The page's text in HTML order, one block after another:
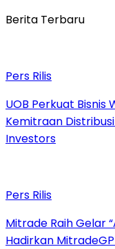
Berita Terbaru
Pers Rilis
UOB Perkuat
Kemitraan
Investors
Pers Rilis
Mitrade Raih Gelar
Hadirkan